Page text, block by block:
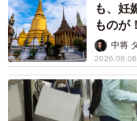
も、妊
ものが
中将
2026.08.06